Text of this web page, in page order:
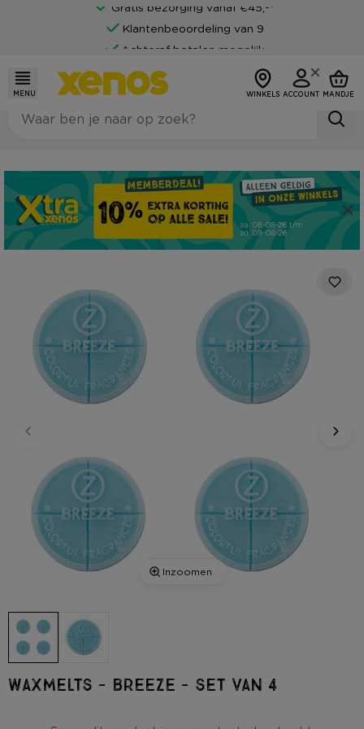
Gratis bezorging vanaf €45,-*
Klantenbeoordeling van 9
Achteraf betalen mogelijk
MENU WINKELS ACCOUNT MANDJE
Inzoomen
Waxmelts - breeze - set van 4